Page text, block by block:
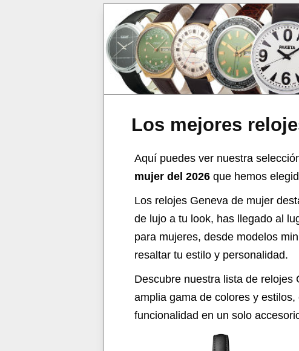
Los mejores
Aquí puedes ver nuestra
mujer del 2026 que hemos
Los relojes Geneva de mujer
de lujo a tu look, has llegado al
para mujeres, desde modelos
resaltar tu estilo y personalidad.
Descubre nuestra lista de
amplia gama de colores y
funcionalidad en un solo